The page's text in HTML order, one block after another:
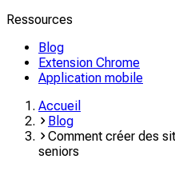
Ressources
Blog
Extension Chrome
Application mobile
Accueil
Blog
Comment créer des
seniors